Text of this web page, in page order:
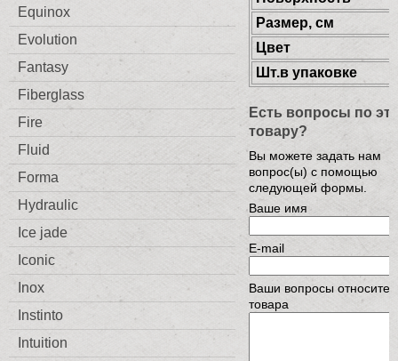
Equinox
Evolution
Fantasy
Fiberglass
Fire
Fluid
Forma
Hydraulic
Ice jade
Iconic
Inox
Instinto
Intuition
Размер, см
Цвет
Шт.в упаковке
Есть вопросы по
товару?
Вы можете задать нам
вопрос(ы) с помощью
следующей формы.
Ваше имя
E-mail
Ваши вопросы
товара